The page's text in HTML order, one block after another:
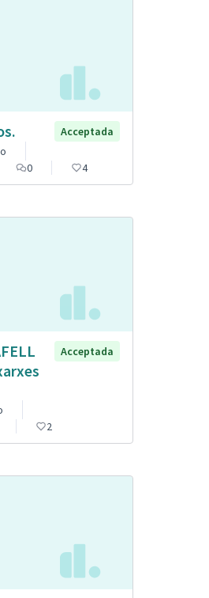
Acceptada
0 4
Acceptada
2